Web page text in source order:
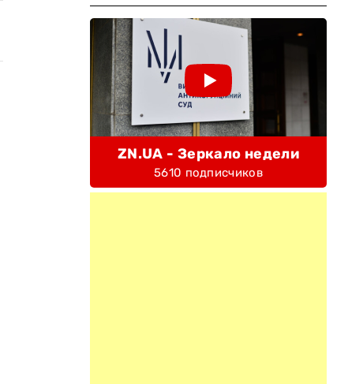
ZN.UA - Зеркало недели
5610 подписчиков